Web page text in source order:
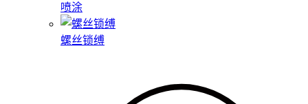
喷涂
螺丝锁缚